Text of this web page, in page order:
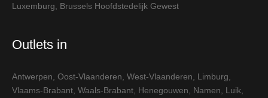
Luxemburg
Brussels Hoofdstedelijk Gewest
Outlets in
Antwerpen Oost-Vlaanderen West-Vlaanderen Limburg
Vlaams-Brabant Waals-Brabant Henegouwen Namen Luik